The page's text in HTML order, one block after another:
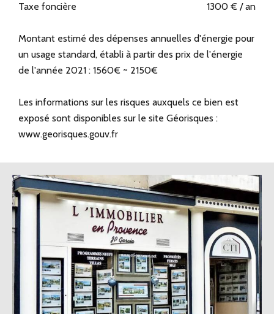
Taxe foncière 1300 € / an
Montant estimé des dépenses annuelles d'énergie pour
un usage standard, établi à partir des prix de l'énergie
de l'année 2021 : 1560€ ~ 2150€
Les informations sur les risques auxquels ce bien est
exposé sont disponibles sur le site Géorisques :
www.georisques.gouv.fr